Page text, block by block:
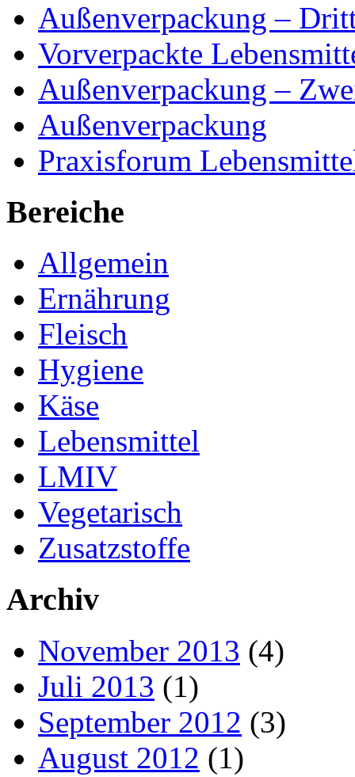
Außenverpackung –
Vorverpackte
Außenverpackung –
Außenverpackung
Praxisforum
Bereiche
Allgemein
Ernährung
Fleisch
Hygiene
Käse
Lebensmittel
LMIV
Vegetarisch
Zusatzstoffe
Archiv
November 2013 (4)
Juli 2013 (1)
September 2012 (3)
August 2012 (1)